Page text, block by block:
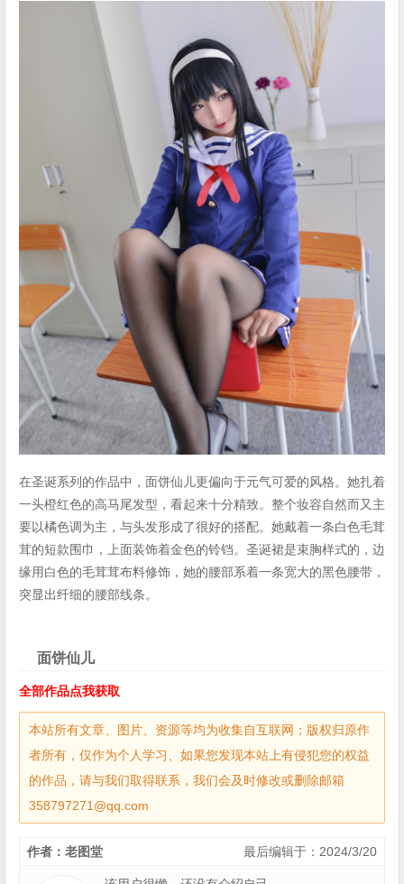
在圣诞系列的作品中，面饼仙儿更偏向于元气可爱的风格。她扎着
一头橙红色的高马尾发型，看起来十分精致。整个妆容自然而又主
要以橘色调为主，与头发形成了很好的搭配。她戴着一条白色毛茸
茸的短款围巾，上面装饰着金色的铃铛。圣诞裙是束胸样式的，边
缘用白色的毛茸茸布料修饰，她的腰部系着一条宽大的黑色腰带，
突显出纤细的腰部线条。
面饼仙儿
全部作品点我获取
本站所有文章、图片、资源等均为收集自互联网；版权归原作
者所有，仅作为个人学习、如果您发现本站上有侵犯您的权益
的作品，请与我们取得联系，我们会及时修改或删除邮箱
358797271@qq.com
最后编辑于：2024/3/20
作者：老图堂